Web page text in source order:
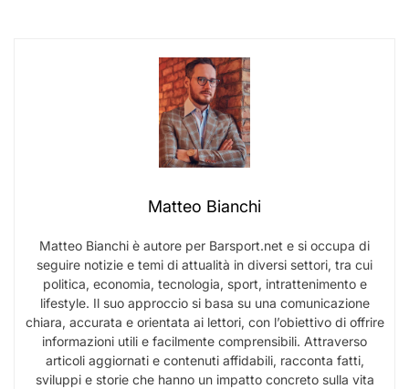
Matteo Bianchi
Matteo Bianchi è autore per Barsport.net e si occupa di
seguire notizie e temi di attualità in diversi settori, tra cui
politica, economia, tecnologia, sport, intrattenimento e
lifestyle. Il suo approccio si basa su una comunicazione
chiara, accurata e orientata ai lettori, con l’obiettivo di offrire
informazioni utili e facilmente comprensibili. Attraverso
articoli aggiornati e contenuti affidabili, racconta fatti,
sviluppi e storie che hanno un impatto concreto sulla vita